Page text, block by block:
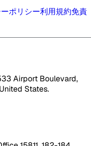
ポリシー利用規約免責
Airport Boulevard,
States.